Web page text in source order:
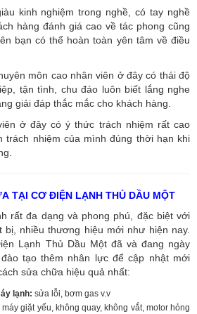
kinh nghiệm trong nghề, có tay nghề
hàng đánh giá cao về tác phong cũng
bạn có thể hoàn toàn yên tâm về điều
môn cao nhân viên ở đây có thái độ
tận tình, chu đáo luôn biết lắng nghe
giải đáp thắc mắc cho khách hàng.
ở đây có ý thức trách nhiệm rất cao
trách nhiệm của mình đúng thời hạn khi
TẠI CƠ ĐIỆN LẠNH THỦ DẦU MỘT
rất đa dạng và phong phú, đặc biệt với
nhiều thương hiệu mới như hiện nay.
Lạnh Thủ Dầu Một đã và đang ngày
tạo thêm nhân lực để cập nhật mới
sửa chữa hiệu quả nhất:
lạnh: sửa lỗi, bơm gas v.v
máy giặt yếu, không quay, không vắt, motor hỏng